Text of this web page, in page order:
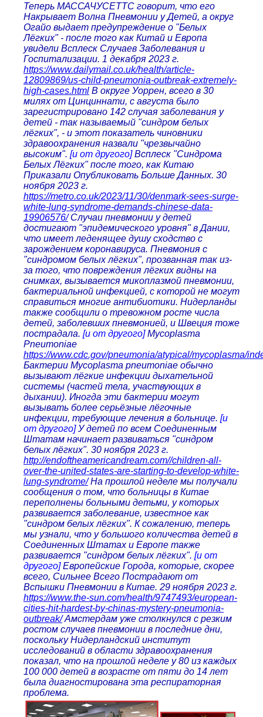
Теперь МАССАЧУСЕТТС говорит, что его
Накрывает Волна Пневмонии у Детей, а округ
Огайо выдает предупреждение о "Белых
Лёгких" - после того как Китай и Европа
увидели Всплеск Случаев Заболевания и
Госпитализации. 1 декабря 2023 г.
https://www.dailymail.co.uk/health/article-
12809869/us-child-pneumonia-outbreak-extremely-
high-cases.html В округе Уоррен, всего в 30
милях от Цинциннати, с августа было
зарегистрировано 142 случая заболевания у
детей - так называемый "синдром белых
лёгких", - и этот показатель чиновники
здравоохранения назвали "чрезвычайно
высоким". [и от другого] Всплеск "Синдрома
Белых Лёгких" после того, как Китаю
Приказали Опубликовать Больше Данных. 30
ноября 2023 г.
https://metro.co.uk/2023/11/30/denmark-sees-surge-
white-lung-syndrome-demands-chinese-data-
19906576/Случаи пневмонии у детей
достигают "эпидемического уровня" в Дании,
что имеет леденящее душу сходство с
зарождением коронавируса. Пневмония с
"синдромом белых лёгких", прозванная так из-
за того, что повреждения лёгких видны на
снимках, вызывается микоплазмой пневмонии,
бактериальной инфекцией, с которой не могут
справиться многие антибиотики. Нидерланды
также сообщили о тревожном росте числа
детей, заболевших пневмонией, и Швеция тоже
пострадала. [и от другого] Mycoplasma
Pneumoniae
https://www.cdc.gov/pneumonia/atypical/mycoplasma/
Бактерии Mycoplasma pneumoniae обычно
вызывают лёгкие инфекции дыхательной
системы (частей тела, участвующих в
дыхании). Иногда эти бактерии могут
вызывать более серьёзные лёгочные
инфекции, требующие лечения в больнице. [и
от другого] У детей по всем Соединенным
Штатам начинает развиваться "синдром
белых лёгких". 30 ноября 2023 г.
http://endoftheamericandream.com//children-all-
over-the-united-states-are-starting-to-develop-white-
lung-syndrome/На прошлой неделе мы получали
сообщения о том, что больницы в Китае
переполнены больными детьми, у которых
развивается заболевание, известное как
"синдром белых лёгких". К сожалению, теперь
мы узнали, что у большого количества детей в
Соединенных Штатах и Европе также
развивается "синдром белых лёгких". [и от
другого] Европейские Города, которые, скорее
всего, Сильнее Всего Пострадают от
Вспышки Пневмонии в Китае. 29 ноября 2023 г.
https://www.the-sun.com/health/9747493/european-
cities-hit-hardest-by-chinas-mystery-pneumonia-
outbreak/Амстердам уже столкнулся с резким
ростом случаев пневмонии в последние дни,
поскольку Нидерландский институт
исследований в области здравоохранения
показал, что на прошлой неделе у 80 из каждых
100 000 детей в возрасте от пяти до 14 лет
была диагностирована эта респираторная
проблема.